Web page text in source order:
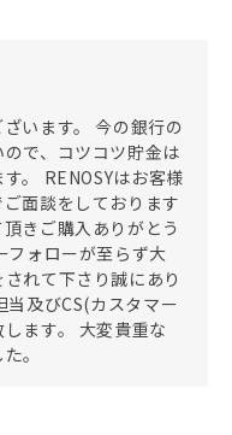
います。 今の銀行の
で、コツコツ貯金は
。 RENOSYはお客様
面談をしております
きご購入ありがとう
フォローが至らず大
れて下さり誠にあり
及びCS(カスタマー
ます。 大変貴重な
。